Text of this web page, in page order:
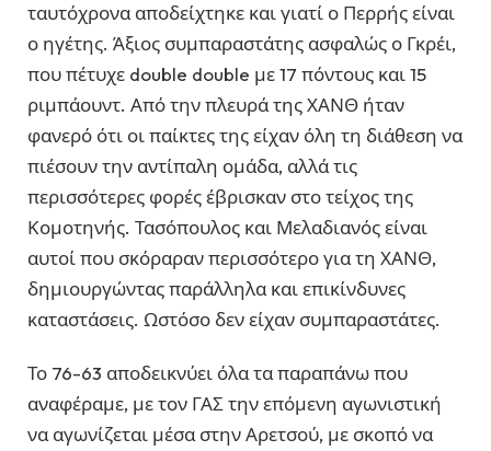
ταυτόχρονα αποδείχτηκε και γιατί ο Περρής είναι
ο ηγέτης. Άξιος συμπαραστάτης ασφαλώς ο Γκρέι,
που πέτυχε double double με 17 πόντους και 15
ριμπάουντ. Από την πλευρά της ΧΑΝΘ ήταν
φανερό ότι οι παίκτες της είχαν όλη τη διάθεση να
πιέσουν την αντίπαλη ομάδα, αλλά τις
περισσότερες φορές έβρισκαν στο τείχος της
Κομοτηνής. Τασόπουλος και Μελαδιανός είναι
αυτοί που σκόραραν περισσότερο για τη ΧΑΝΘ,
δημιουργώντας παράλληλα και επικίνδυνες
καταστάσεις. Ωστόσο δεν είχαν συμπαραστάτες.
Το 76-63 αποδεικνύει όλα τα παραπάνω που
αναφέραμε, με τον ΓΑΣ την επόμενη αγωνιστική
να αγωνίζεται μέσα στην Αρετσού, με σκοπό να